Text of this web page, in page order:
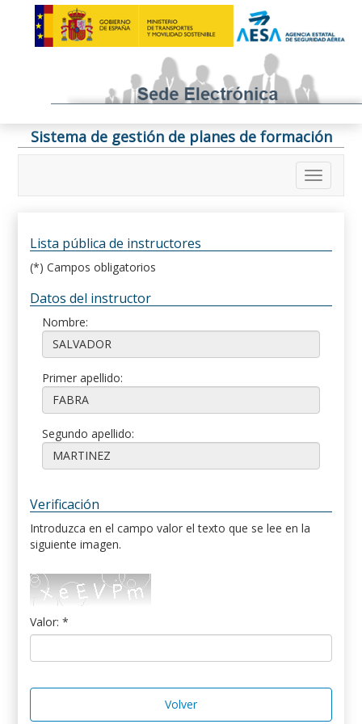
Sistema de gestión de planes de formación
Lista pública de instructores
(*) Campos obligatorios
Datos del instructor
Nombre:
Primer apellido:
Segundo apellido:
Verificación
Introduzca en el campo valor el texto que se lee en la
siguiente imagen.
Valor: *
Volver